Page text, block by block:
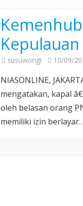
susuwongi 10/09/
NIASONLINE,
mengatakan, kapal
oleh belasan orang
memiliki izin